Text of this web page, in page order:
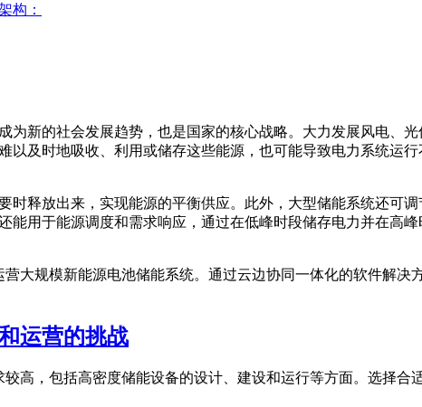
构：
为新的社会发展趋势，也是国家的核心战略。大力发展风电、
以及时地吸收、利用或储存这些能源，也可能导致电力系统运
时释放出来，实现能源的平衡供应。此外，大型储能系统还可
能用于能源调度和需求响应，通过在低峰时段储存电力并在高
大规模新能源电池储能系统。通过云边协同一体化的软件解
运营的挑战
高，包括高密度储能设备的设计、建设和运行等方面。选择